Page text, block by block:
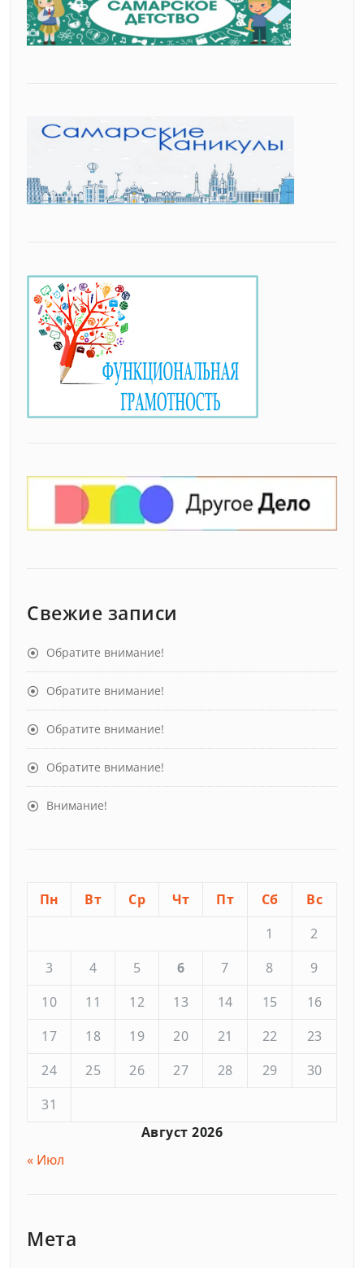
Свежие записи
Обратите внимание!
Обратите внимание!
Обратите внимание!
Обратите внимание!
Внимание!
Август 2026
Пн Вт Ср Чт Пт Сб
Вс
1
2
3
4 5 6 7 8
9
10
11 12 13 14 15
16
17
18 19 20 21 22
23
24
25 26 27 28 29
30
31
« Июл
Мета